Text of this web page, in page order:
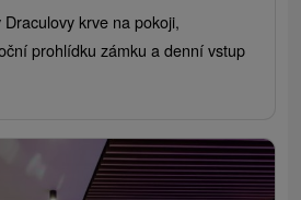
krve na pokoji,
prohlídku zámku a denní vstup